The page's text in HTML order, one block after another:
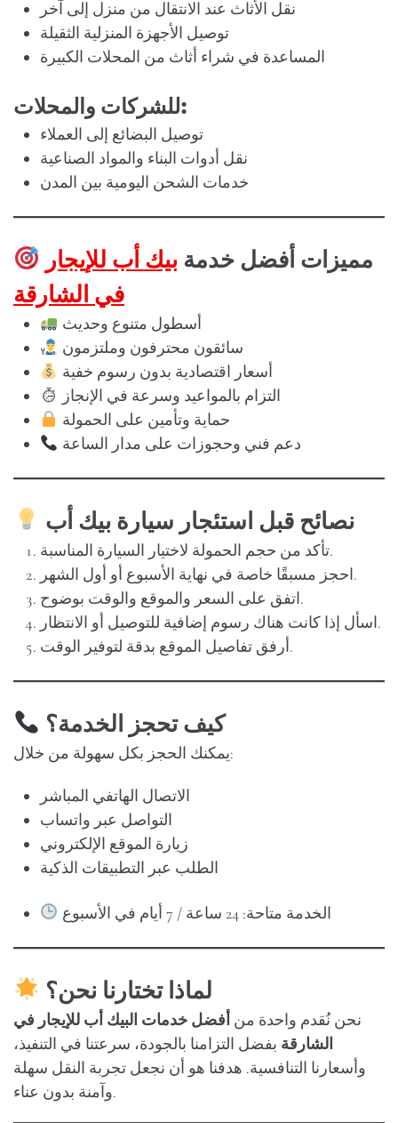
نقل الأثاث عند الانتقال من منزل إلى آخر
توصيل الأجهزة المنزلية الثقيلة
المساعدة في شراء أثاث من المحلات الكبيرة
للشركات والمحلات:
توصيل البضائع إلى العملاء
نقل أدوات البناء والمواد الصناعية
خدمات الشحن اليومية بين المدن
مميزات أفضل خدمة بيك أب للإيجار
في الشارقة
أسطول متنوع وحديث
سائقون محترفون وملتزمون
أسعار اقتصادية بدون رسوم خفية
التزام بالمواعيد وسرعة في الإنجاز
حماية وتأمين على الحمولة
دعم فني وحجوزات على مدار الساعة
نصائح قبل استئجار سيارة بيك أب
تأكد من حجم الحمولة لاختيار السيارة المناسبة.
احجز مسبقًا خاصة في نهاية الأسبوع أو أول الشهر.
اتفق على السعر والموقع والوقت بوضوح.
اسأل إذا كانت هناك رسوم إضافية للتوصيل أو الانتظار.
أرفق تفاصيل الموقع بدقة لتوفير الوقت.
كيف تحجز الخدمة؟
يمكنك الحجز بكل سهولة من خلال:
الاتصال الهاتفي المباشر
التواصل عبر واتساب
زيارة الموقع الإلكتروني
الطلب عبر التطبيقات الذكية
الخدمة متاحة: 24 ساعة / 7 أيام في الأسبوع
لماذا تختارنا نحن؟
نحن نُقدم واحدة من أفضل خدمات البيك أب للإيجار في
الشارقة بفضل التزامنا بالجودة، سرعتنا في التنفيذ،
وأسعارنا التنافسية. هدفنا هو أن نجعل تجربة النقل سهلة
وآمنة بدون عناء.